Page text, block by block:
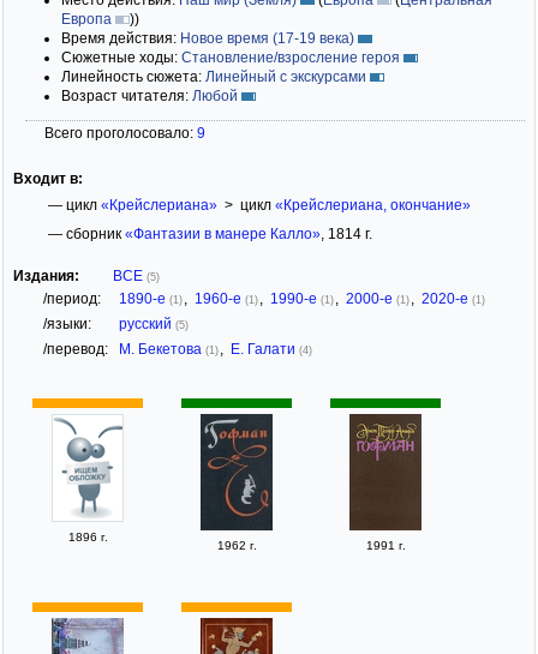
Европа
))
Время действия: Новое время (17-19 века)
Сюжетные ходы: Становление/взросление героя
Линейность сюжета: Линейный с экскурсами
Возраст читателя: Любой
Всего проголосовало: 9
Входит в:
— цикл «Крейслериана»> цикл «Крейслериана, окончание»
— сборник «Фантазии в манере Калло», 1814 г.
Издания: ВСЕ (5)
/период: 1890-е (1) 1960-е (1) 1990-е (1) 2000-е (1) 2020-е (1)
/языки: русский (5)
/перевод: М. Бекетова (1) Е. Галати (4)
1896 г.
1962 г. 1991 г.